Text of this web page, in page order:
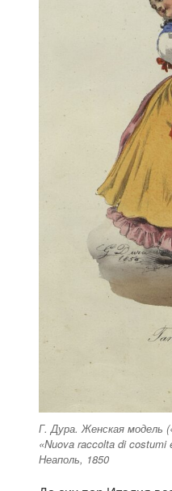
Г. Дура. Женская модель
«Nuova raccolta di costumi
Неаполь, 1850